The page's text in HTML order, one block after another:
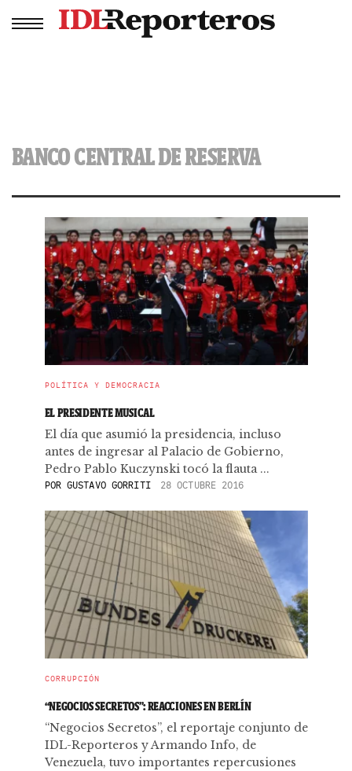
BANCO CENTRAL DE RESERVA
POLÍTICA Y DEMOCRACIA
EL PRESIDENTE MUSICAL
El día que asumió la presidencia, incluso
antes de ingresar al Palacio de Gobierno,
Pedro Pablo Kuczynski tocó la flauta ...
POR GUSTAVO GORRITI 28 OCTUBRE 2016
CORRUPCIÓN
“NEGOCIOS SECRETOS”: REACCIONES EN BERLÍN
“Negocios Secretos”, el reportaje conjunto de
IDL-Reporteros y Armando Info, de
Venezuela, tuvo importantes repercusiones